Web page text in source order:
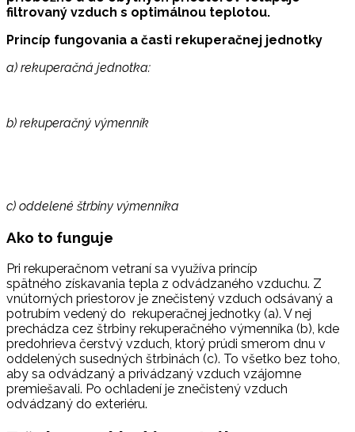
filtrovaný vzduch s optimálnou teplotou.
Princíp fungovania a časti rekuperačnej jednotky
a) rekuperačná jednotka:
b) rekuperačný výmenník
c) oddelené štrbiny výmenníka
Ako to funguje
Pri rekuperačnom vetraní sa využíva princíp
spätného získavania tepla z odvádzaného vzduchu. Z
vnútorných priestorov je znečistený vzduch odsávaný a
potrubím vedený do rekuperačnej jednotky (a). V nej
prechádza cez štrbiny rekuperačného výmenníka (b), kde
predohrieva čerstvý vzduch, ktorý prúdi smerom dnu v
oddelených susedných štrbinách (c). To všetko bez toho,
aby sa odvádzaný a privádzaný vzduch vzájomne
premiešavali. Po ochladení je znečistený vzduch
odvádzaný do exteriéru.